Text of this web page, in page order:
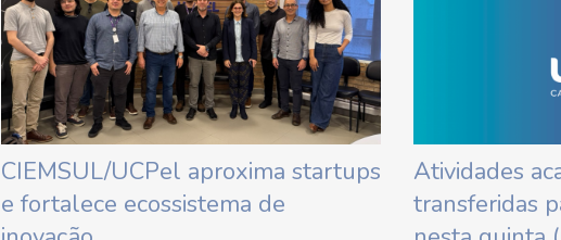
CIEMSUL/UCPel aproxima startups
e fortalece ecossistema de
Atividades
transferidas